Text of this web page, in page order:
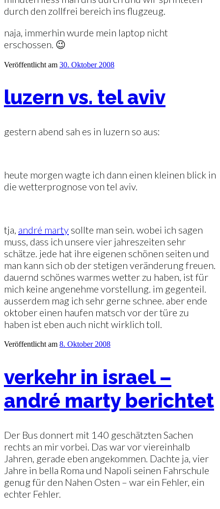
durch den zollfrei bereich ins flugzeug.
naja, immerhin wurde mein laptop nicht
erschossen. 😉
Veröffentlicht am 30. Oktober 2008
luzern vs. tel aviv
gestern abend sah es in luzern so aus:
heute morgen wagte ich dann einen kleinen blick in
die wetterprognose von tel aviv.
tja, andré marty sollte man sein. wobei ich sagen
muss, dass ich unsere vier jahreszeiten sehr
schätze. jede hat ihre eigenen schönen seiten und
man kann sich ob der stetigen veränderung freuen.
dauernd schönes warmes wetter zu haben, ist für
mich keine angenehme vorstellung. im gegenteil.
ausserdem mag ich sehr gerne schnee. aber ende
oktober einen haufen matsch vor der türe zu
haben ist eben auch nicht wirklich toll.
Veröffentlicht am 8. Oktober 2008
verkehr in israel –
andré marty berichtet
Der Bus donnert mit 140 geschätzten Sachen
rechts an mir vorbei. Das war vor viereinhalb
Jahren, gerade eben angekommen. Dachte ja, vier
Jahre in bella Roma und Napoli seinen Fahrschule
genug für den Nahen Osten – war ein Fehler, ein
echter Fehler.